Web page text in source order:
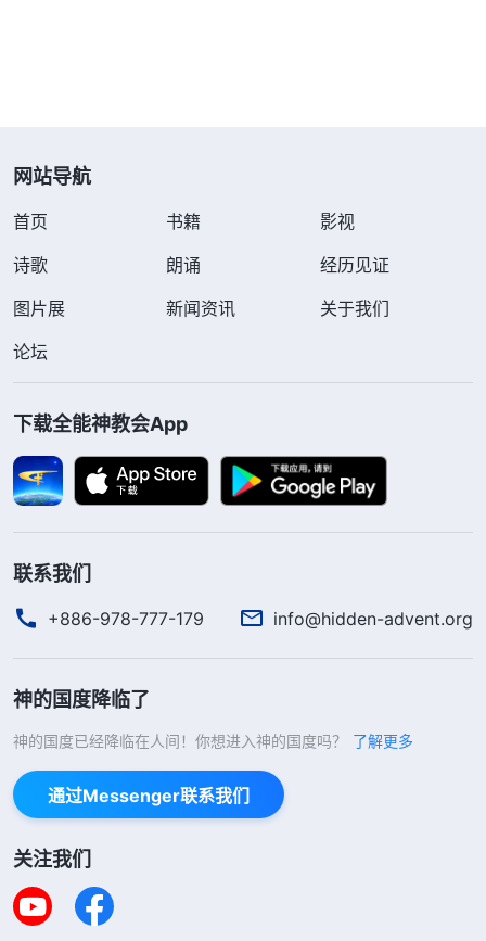
时，人所该具备的真实的信，人所该有的真诚的心，
这就是我所说的信心。人受痛苦时需要有信心，熬炼
时需要有信心，有信心了随之就有熬炼，这两个是不
可分割的。无论神怎么作工，无论在什么环境里，你
的作为有认识，而且能按真理行，这就是有真实的信
追求真理，能真实爱神，对他不产生疑惑，不管神怎
么作，你还仍然实行真理满足他，还能在深处寻求他
的心意，体贴他的心意，这才是对神有真实的信
心。”
熬炼》读完神的话，一个姊妹交通说：“咱们传福音遇
到难处就消极、退缩，主要是对神的心意不明白。其
们装备真理，学会见证神的作工。”借着姊妹交通神
的话，我认识到传福音遇到的这些难处有神的美意，
神是要借此成全我们的信心，让我们明白更多真理。
可我遇到难处不是想着怎么依靠神寻求真理，解决方
敏的观念把她带到神面前，而是活在难处里想退缩放
弃，不愿再多用点心、多付点代价，一点儿也不体贴
神的心意。在事实的显明中，我才看到自己对神一点
网站导航
首页 书籍
影视
诗歌
朗诵
经历见证
图片展
新闻资讯
关于我们
论坛
下载全能神教会App
联系我们
+886-978-777-179 info@hidden-advent.org
神的国度降临了
神的国度已经降临在人间！你想进入神的国度吗？ 了解更多
通过Messenger联系我们
关注我们